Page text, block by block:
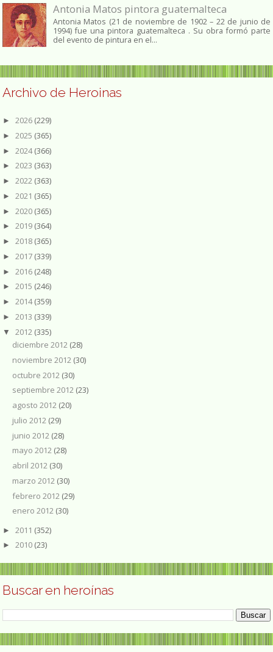
Antonia Matos pintora guatemalteca
Antonia Matos (21 de noviembre de 1902 – 22 de junio de
1994) fue una pintora guatemalteca . Su obra formó parte
del evento de pintura en el...
Archivo de Heroinas
► 2026 (229)
► 2025 (365)
► 2024(366)
► 2023 (363)
► 2022 (363)
► 2021 (365)
► 2020 (365)
► 2019 (364)
► 2018 (365)
► 2017 (339)
► 2016 (248)
► 2015 (246)
► 2014(359)
► 2013 (339)
▼ 2012 (335)
diciembre 2012 (28)
noviembre 2012 (30)
octubre 2012 (30)
septiembre 2012 (23)
agosto 2012 (20)
julio 2012 (29)
junio 2012 (28)
mayo 2012 (28)
abril 2012 (30)
marzo 2012 (30)
febrero 2012 (29)
enero 2012 (30)
► 2011 (352)
► 2010 (23)
Buscar en heroínas